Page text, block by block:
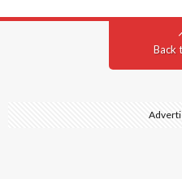
Back